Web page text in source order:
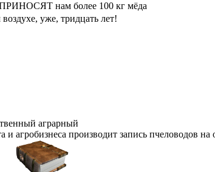
нам более 100 кг мёда
уже, тридцать лет!
аграрный
агробизнеса производит запись пчеловодов